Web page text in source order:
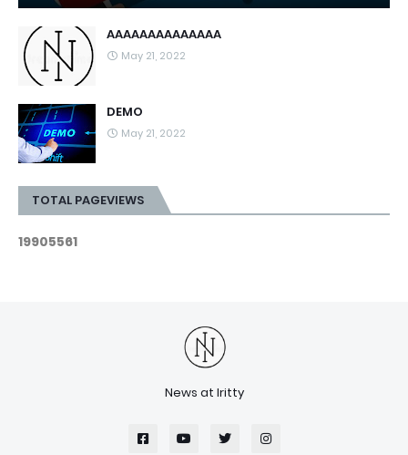
AAAAAAAAAAAAAA
May 21, 2022
DEMO
May 21, 2022
TOTAL PAGEVIEWS
19905561
News at Iritty